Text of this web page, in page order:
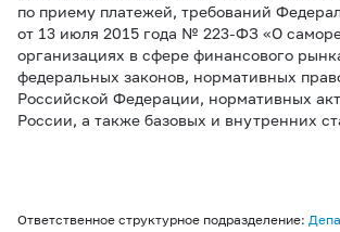
по приему платежей, требований
от 13 июля 2015 года № 223-ФЗ «О
организациях в сфере финансового
федеральных законов, нормативных
Российской Федерации, нормативных
России, а также базовых и внутренних
Ответственное структурное подразделение: